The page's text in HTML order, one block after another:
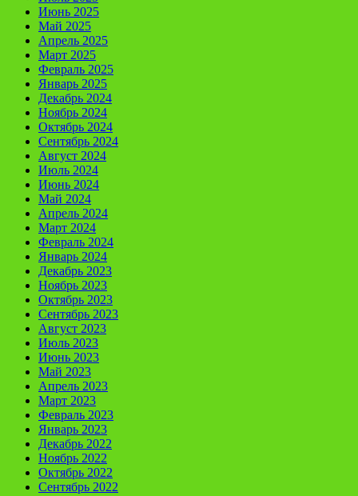
Июнь 2025
Май 2025
Апрель 2025
Март 2025
Февраль 2025
Январь 2025
Декабрь 2024
Ноябрь 2024
Октябрь 2024
Сентябрь 2024
Август 2024
Июль 2024
Июнь 2024
Май 2024
Апрель 2024
Март 2024
Февраль 2024
Январь 2024
Декабрь 2023
Ноябрь 2023
Октябрь 2023
Сентябрь 2023
Август 2023
Июль 2023
Июнь 2023
Май 2023
Апрель 2023
Март 2023
Февраль 2023
Январь 2023
Декабрь 2022
Ноябрь 2022
Октябрь 2022
Сентябрь 2022